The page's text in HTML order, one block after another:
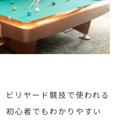
ビリヤード競技で使われる
初心者でもわかりやすい